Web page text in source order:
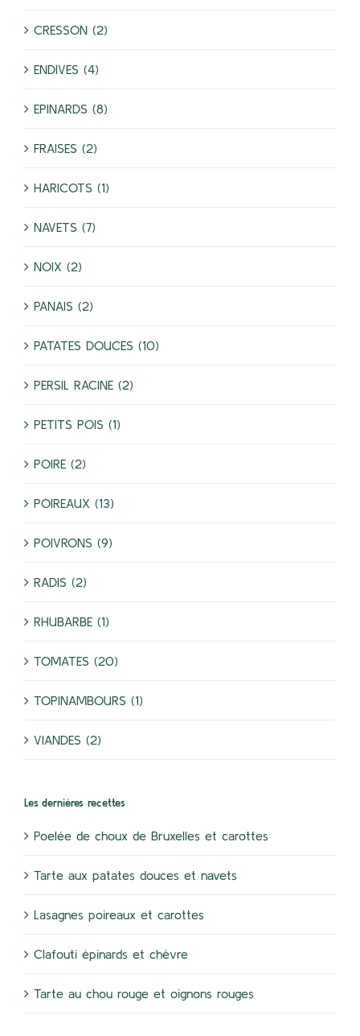
CRESSON (2)
ENDIVES (4)
EPINARDS (8)
FRAISES (2)
HARICOTS (1)
NAVETS (7)
NOIX (2)
PANAIS (2)
PATATES DOUCES (10)
PERSIL RACINE (2)
PETITS POIS (1)
POIRE (2)
POIREAUX (13)
POIVRONS (9)
RADIS (2)
RHUBARBE (1)
TOMATES (20)
TOPINAMBOURS (1)
VIANDES (2)
Les dernières recettes
Poelée de choux de Bruxelles et carottes
Tarte aux patates douces et navets
Lasagnes poireaux et carottes
Clafouti épinards et chèvre
Tarte au chou rouge et oignons rouges